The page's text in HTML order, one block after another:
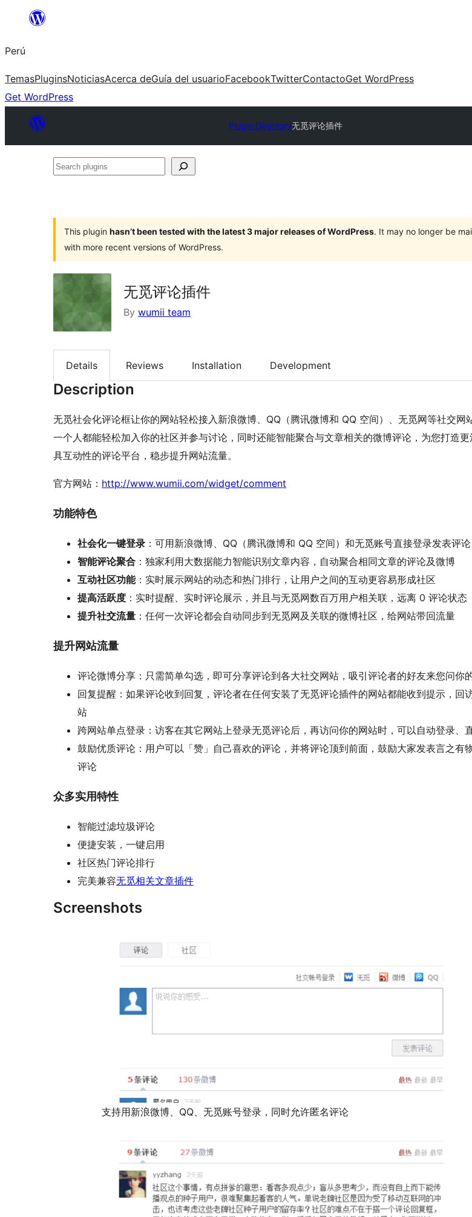
Saltar
contenido
Perú
TemasPluginsNoticiasAcerca deGuía del usuarioFacebookTwitterContactoGet WordPress
Get WordPress
Plugin Directory无觅评论插件
Search
This plugin hasn’t been tested with the latest 3 major releases of WordPress. It may no longer be
with more recent versions of WordPress.
无觅评论插件
By wumii team
Details Reviews Installation Development
Description
无觅社会化评论框让你的网站轻松接入新浪微博、QQ（腾讯微博和 QQ 空间）、无觅网等社交网
一个人都能轻松加入你的社区并参与讨论，同时还能智能聚合与文章相关的微博评论，为您打造更
具互动性的评论平台，稳步提升网站流量。
官方网站： http://www.wumii.com/widget/comment
功能特色
社会化一键登录 ：可用新浪微博、QQ（腾讯微博和 QQ 空间）和无觅账号直接登录发表评论
智能评论聚合 ：独家利用大数据能力智能识别文章内容，自动聚合相同文章的评论及微博
互动社区功能：实时展示网站的动态和热门排行，让用户之间的互动更容易形成社区
提高活跃度 ：实时提醒、实时评论展示，并且与无觅网数百万用户相关联，远离 0 评论状态
提升社交流量 ：任何一次评论都会自动同步到无觅网及关联的微博社区，给网站带回流量
提升网站流量
评论微博分享：只需简单勾选，即可分享评论到各大社交网站，吸引评论者的好友来您问你
回复提醒：如果评论收到回复，评论者在任何安装了无觅评论插件的网站都能收到提示，回
站
跨网站单点登录：访客在其它网站上登录无觅评论后，再访问你的网站时，可以自动登录、
鼓励优质评论：用户可以「赞」自己喜欢的评论，并将评论顶到前面，鼓励大家发表言之有
评论
众多实用特性
智能过滤垃圾评论
便捷安装，一键启用
社区热门评论排行
完美兼容无觅相关文章插件
Screenshots
支持用新浪微博、QQ、无觅账号登录，同时允许匿名评论